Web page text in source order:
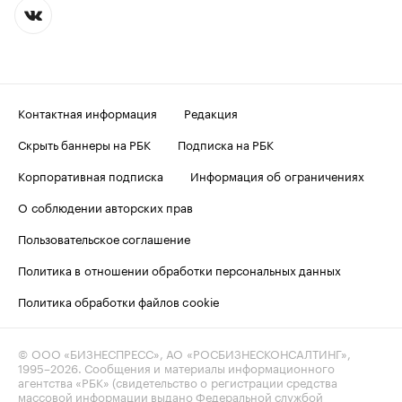
Контактная информация
Редакция
Скрыть баннеры на РБК
Подписка на РБК
Корпоративная подписка
Информация об ограничениях
О соблюдении авторских прав
Пользовательское соглашение
Политика в отношении обработки персональных данных
Политика обработки файлов cookie
© ООО «БИЗНЕСПРЕСС», АО «РОСБИЗНЕСКОНСАЛТИНГ»,
1995–2026 . Сообщения и материалы информационного
агентства «РБК» (свидетельство о регистрации средства
массовой информации выдано Федеральной службой